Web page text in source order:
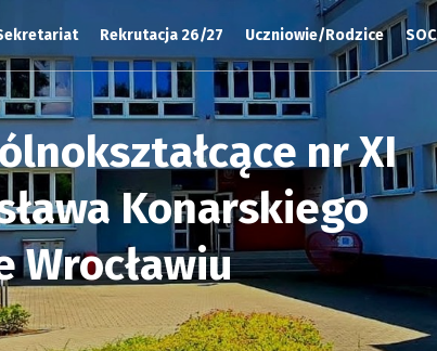
nr XI
Konarskiego
Wrocławiu
Rekrutacja 26/27 Uczniowie/Rodzice SOC